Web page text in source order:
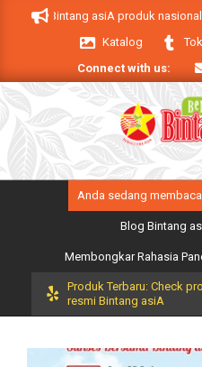
Bintang asiA produk nasional
Katalog
Connect with us:
Primary
Anda sedang
Blog Bintang
Membongkar Rahasia
Produk Terbaru: Check
resmi Bintang asiA